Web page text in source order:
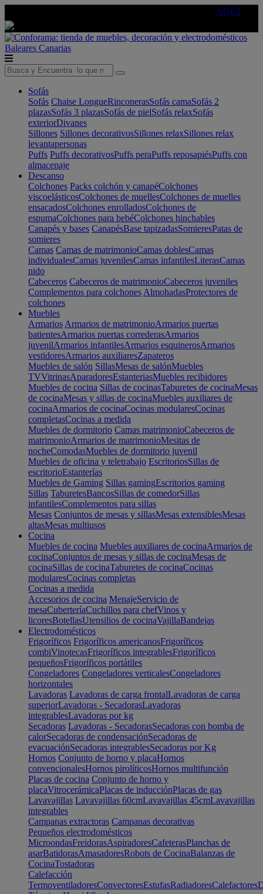
AQUÍ
Baleares Canarias
Sofás
Sofás Chaise LongueRinconerasSofás camaSofás 2
plazasSofás 3 plazasSofás de pielSofás relaxSofás
exteriorDivanes
Sillones Sillones decorativosSillones relaxSillones relax
levantapersonas
Puffs Puffs decorativosPuffs peraPuffs reposapiésPuffs con
almacenaje
Descanso
Colchones Packs colchón y canapéColchones
viscoelásticosColchones de muellesColchones de muelles
ensacadosColchones enrolladosColchones de
espumaColchones para bebéColchones hinchables
Canapés y bases CanapésBase tapizadasSomieresPatas de
somieres
Camas Camas de matrimonioCamas doblesCamas
individualesCamas juvenilesCamas infantilesLiterasCamas
nido
Cabeceros Cabeceros de matrimonioCabeceros juveniles
Complementos para colchones AlmohadasProtectores de
colchones
Muebles
Armarios Armarios de matrimonioArmarios puertas
batientesArmarios puertas correderasArmarios
juvenilArmarios infantilesArmarios esquinerosArmarios
vestidoresArmarios auxiliaresZapateros
Muebles de salón SillasMesas de salónMuebles
TVVitrinasAparadoresEstanteriasMuebles recibidores
Muebles de cocina Sillas de cocinasTaburetes de cocinaMesas
de cocinaMesas y sillas de cocinaMuebles auxiliares de
cocinaArmarios de cocinaCocinas modularesCocinas
completasCocinas a medida
Muebles de dormitorio Camas matrimonioCabeceros de
matrimonioArmarios de matrimonioMesitas de
nocheComodasMuebles de dormitorio juvenil
Muebles de oficina y teletrabajo EscritoriosSillas de
escritorioEstanterías
Muebles de Gaming Sillas gamingEscritorios gaming
Sillas TaburetesBancosSillas de comedorSillas
infantilesComplementos para sillas
Mesas Conjuntos de mesas y sillasMesas extensiblesMesas
altasMesas multiusos
Cocina
Muebles de cocina Muebles auxiliares de cocinaArmarios de
cocinaConjuntos de mesas y sillas de cocinaMesas de
cocinaSillas de cocinaTaburetes de cocinaCocinas
modularesCocinas completas
Cocinas a medida
Accesorios de cocina MenajeServicio de
mesaCuberteríaCuchillos para chefVinos y
licoresBotellasUtensilios de cocinaVajillaBandejas
Electrodomésticos
Frigoríficos Frigoríficos americanosFrigoríficos
combiVinotecasFrigoríficos integrablesFrigoríficos
pequeñosFrigoríficos portátiles
Congeladores Congeladores verticalesCongeladores
horizontales
Lavadoras Lavadoras de carga frontalLavadoras de carga
superiorLavadoras - SecadorasLavadoras
integrablesLavadoras por kg
Secadoras Lavadoras - SecadorasSecadoras con bomba de
calorSecadoras de condensaciónSecadoras de
evacuaciónSecadoras integrablesSecadoras por Kg
Hornos Conjunto de horno y placaHornos
convencionalesHornos pirolíticosHornos multifunción
Placas de cocina Conjunto de horno y
placaVitrocerámicaPlacas de inducciónPlacas de gas
Lavavajillas Lavavajillas 60cmLavavajillas 45cmLavavajillas
integrables
Campanas extractoras Campanas decorativas
Pequeños electrodomésticos
MicroondasFreidorasAspiradoresCafeterasPlanchas de
asarBatidorasAmasadoresRobots de CocinaBalanzas de
CocinaTostadoras
Calefacción
TermoventiladoresConvectoresEstufasRadiadoresCalefactores